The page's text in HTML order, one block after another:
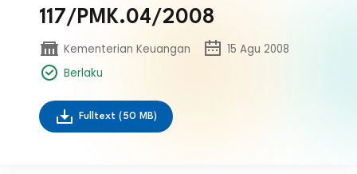
117/PMK.04/2008
Kementerian Keuangan
15 Agu 2008
Berlaku
Fulltext (50 MB)